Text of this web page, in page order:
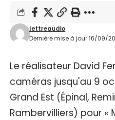
Dernière mise à jour 16/09/
lettreaudio
Le réalisateur David
caméras jusqu'au 9
Grand Est (Épinal,
Rambervilliers) pour «